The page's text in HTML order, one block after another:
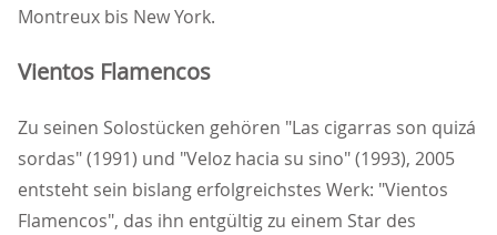
Montreux bis New York.
Vientos Flamencos
Zu seinen Solostücken gehören "Las cigarras son quiz
sordas" (1991) und "Veloz hacia su sino" (1993), 2005
entsteht sein bislang erfolgreichstes Werk: "Vientos
Flamencos", das ihn entgültig zu einem Star des